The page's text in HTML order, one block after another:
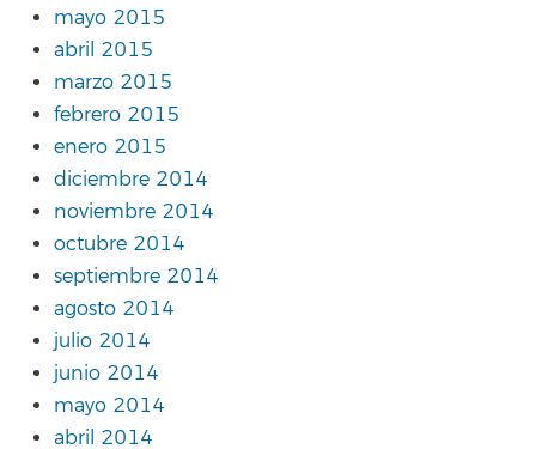
mayo 2015
abril 2015
marzo 2015
febrero 2015
enero 2015
diciembre 2014
noviembre 2014
octubre 2014
septiembre 2014
agosto 2014
julio 2014
junio 2014
mayo 2014
abril 2014